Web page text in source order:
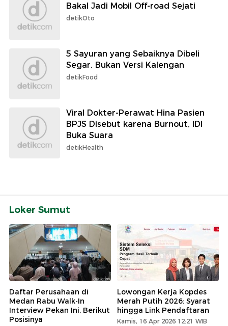
Bakal Jadi Mobil Off-road Sejati
detikOto
5 Sayuran yang Sebaiknya Dibeli
Segar, Bukan Versi Kalengan
detikFood
Viral Dokter-Perawat Hina Pasien
BPJS Disebut karena Burnout, IDI
Buka Suara
detikHealth
Loker Sumut
Daftar Perusahaan di
Medan Rabu Walk-In
Interview Pekan Ini, Berikut
Posisinya
Lowongan Kerja Kopdes
Merah Putih 2026: Syarat
hingga Link Pendaftaran
Kamis, 16 Apr 2026 12:21 WIB